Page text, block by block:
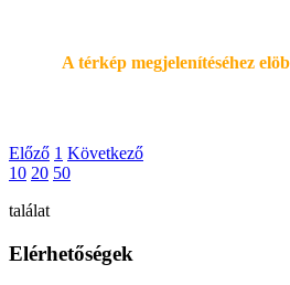
A térkép megjelenítéséhez
Előző 1 Következő
10 20 50
találat
Elérhetőségek